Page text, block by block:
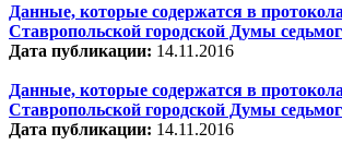
Данные, которые содержатся в
Ставропольской городской Думы
Дата публикации: 14.11.2016
Данные, которые содержатся в
Ставропольской городской Думы
Дата публикации: 14.11.2016